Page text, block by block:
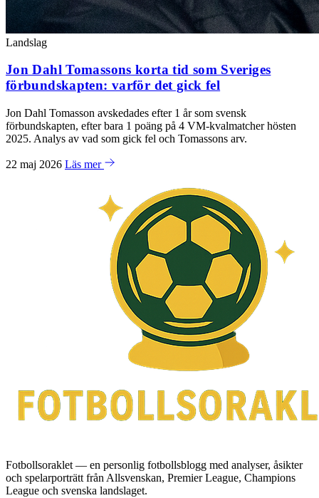
Landslag
Jon Dahl Tomassons korta tid som Sveriges
förbundskapten: varför det gick fel
Jon Dahl Tomasson avskedades efter 1 år som svensk
förbundskapten, efter bara 1 poäng på 4 VM-kvalmatcher hösten
2025. Analys av vad som gick fel och Tomassons arv.
22 maj 2026 Läs mer
Fotbollsoraklet — en personlig fotbollsblogg med analyser, åsikter
och spelarporträtt från Allsvenskan, Premier League, Champions
League och svenska landslaget.